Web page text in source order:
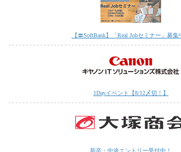
【〓SoftBank】「Real Jobセミナー」募集
1Dayイベント【8/12〆切！】
新卒・中途エントリー受付中！